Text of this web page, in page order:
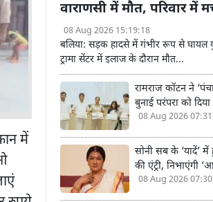
में
वाराणसी में मौत, परिवार में
08 Aug 2026 15:19:18
बलिया: सड़क हादसे में गंभीर रूप से घायल
ट्रामा सेंटर में इलाज के दौरान मौत...
रामराज कॉटन ने
बुनाई परंपरा को
08 Aug 2026
सोनी सब के ‘यादें’ में
की एंट्री, निभाएंगी
08 Aug 2026